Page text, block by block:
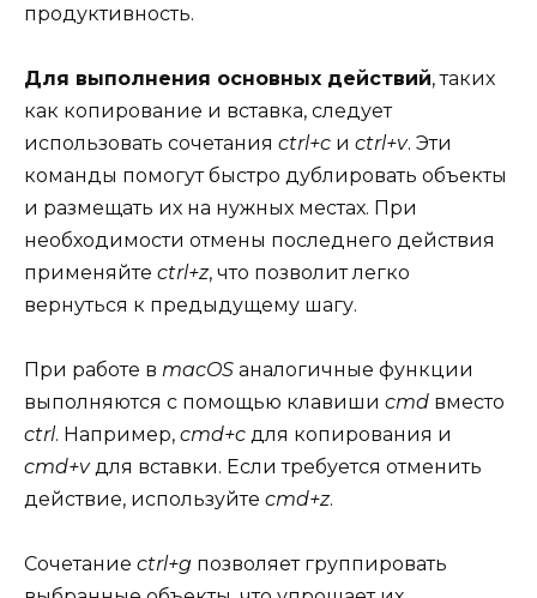
продуктивность.
Для выполнения основных действий, таких
как копирование и вставка, следует
использовать сочетания ctrl+c и ctrl+v. Эти
команды помогут быстро дублировать объекты
и размещать их на нужных местах. При
необходимости отмены последнего действия
применяйте ctrl+z, что позволит легко
вернуться к предыдущему шагу.
При работе в macOS аналогичные функции
выполняются с помощью клавиши cmd вместо
ctrl. Например, cmd+c для копирования и
cmd+vдля вставки. Если требуется отменить
действие, используйте cmd+z.
Сочетание ctrl+g позволяет группировать